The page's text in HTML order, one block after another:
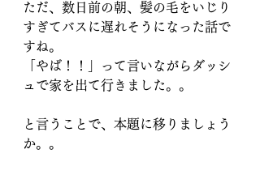
ただ、数日前の朝、髪の毛をいじり
すぎてバスに遅れそうになった話で
すね。
「やば！！」って言いながらダッシ
ュで家を出て行きました。。
と言うことで、本題に移りましょう
か。。